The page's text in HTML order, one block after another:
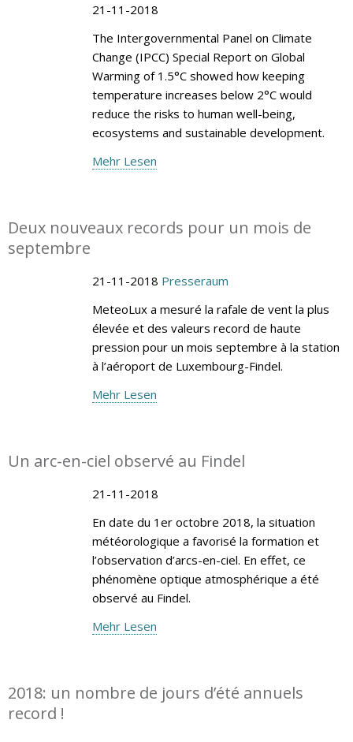
21-11-2018
The Intergovernmental Panel on Climate
Change (IPCC) Special Report on Global
Warming of 1.5°C showed how keeping
temperature increases below 2°C would
reduce the risks to human well-being,
ecosystems and sustainable development.
Mehr Lesen
Deux nouveaux records pour un mois de
septembre
21-11-2018 Presseraum
MeteoLux a mesuré la rafale de vent la plus
élevée et des valeurs record de haute
pression pour un mois septembre à la station
à l’aéroport de Luxembourg-Findel.
Mehr Lesen
Un arc-en-ciel observé au Findel
21-11-2018
En date du 1er octobre 2018, la situation
météorologique a favorisé la formation et
l’observation d’arcs-en-ciel. En effet, ce
phénomène optique atmosphérique a été
observé au Findel.
Mehr Lesen
2018: un nombre de jours d’été annuels
record !